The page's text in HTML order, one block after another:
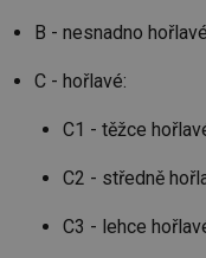
B - nesnadno hořlavé
C - hořlavé:
C1 - těžce
C2 - středně
C3 - lehce